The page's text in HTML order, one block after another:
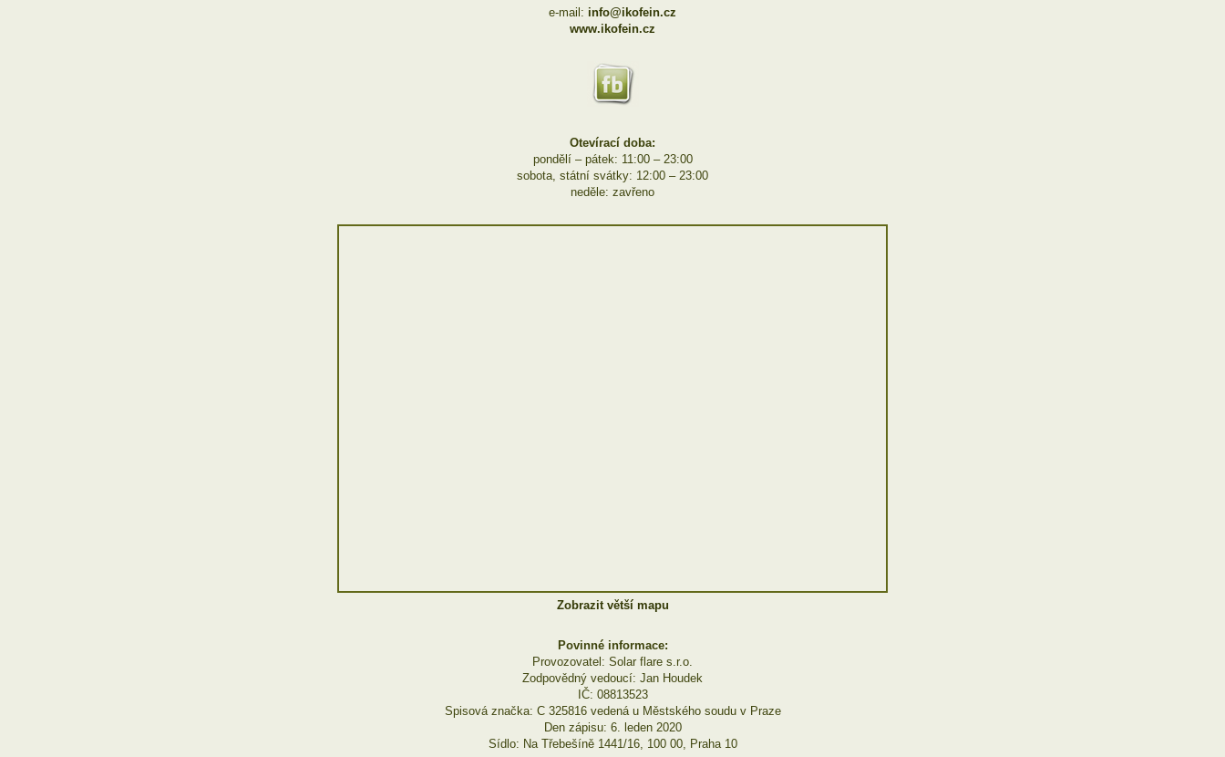
e-mail: info@ikofein.cz
www.ikofein.cz
Otevírací doba:
pondělí – pátek: 11:00 – 23:00
sobota, státní svátky: 12:00 – 23:00
neděle: zavřeno
Zobrazit větší mapu
Povinné informace:
Provozovatel: Solar flare s.r.o.
Zodpovědný vedoucí: Jan Houdek
IČ: 08813523
Spisová značka: C 325816 vedená u Městského soudu v Praze
Den zápisu: 6. leden 2020
Sídlo: Na Třebešíně 1441/16, 100 00, Praha 10